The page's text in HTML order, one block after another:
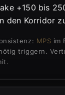
+150 bis
den Korridor
MPS im
triggern.